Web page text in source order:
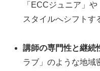
「ECCジュニア」
スタイルへシフトす
講師の専門性と継続
ラブ」のような地域